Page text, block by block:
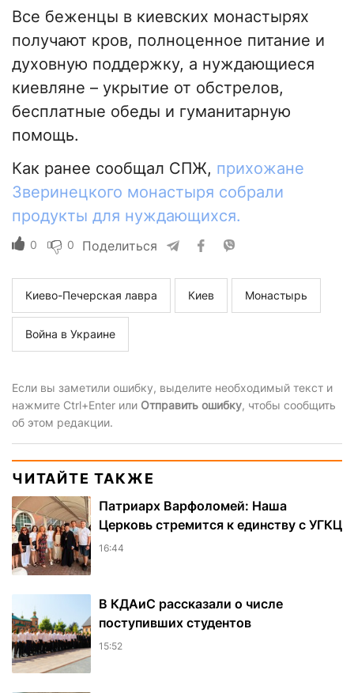
Все беженцы в киевских монастырях
получают кров, полноценное питание и
духовную поддержку, а нуждающиеся
киевляне – укрытие от обстрелов,
бесплатные обеды и гуманитарную
помощь.
Как ранее сообщал СПЖ, прихожане
Зверинецкого монастыря собрали
продукты для нуждающихся.
0 0 Поделиться
Киево-Печерская лавра Киев Монастырь
Война в Украине
Если вы заметили ошибку, выделите необходимый текст и
нажмите Ctrl+Enter или Отправить ошибку, чтобы сообщить
об этом редакции.
ЧИТАЙТЕ ТАКЖЕ
Патриарх Варфоломей: Наша
Церковь стремится к единству с УГКЦ
16:44
В КДАиС рассказали о числе
поступивших студентов
15:52